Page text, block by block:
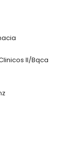
II/Bqca